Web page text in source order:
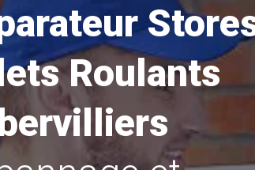
Roulants